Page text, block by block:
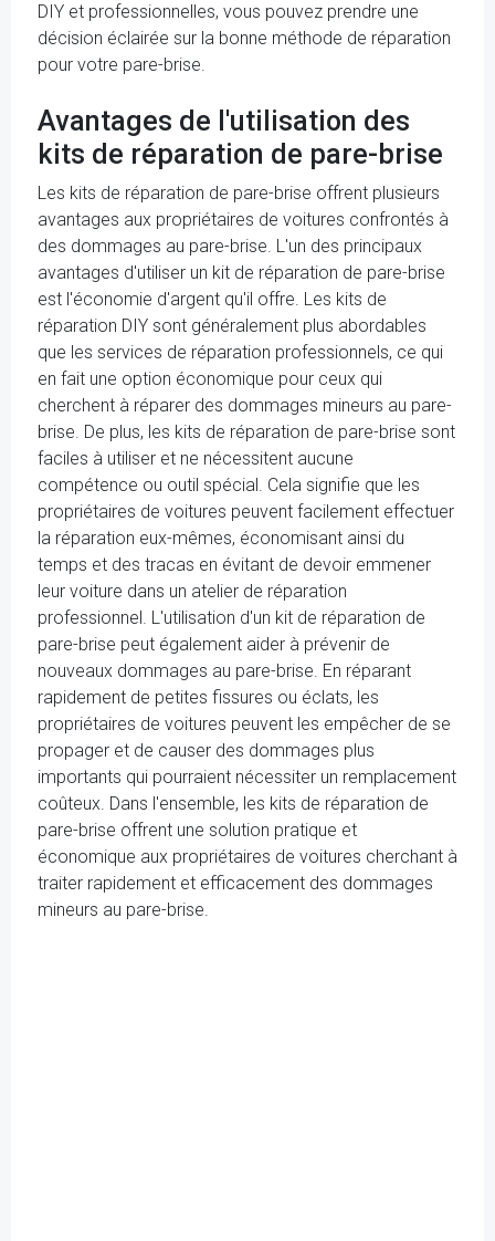
DIY et professionnelles, vous pouvez prendre une
décision éclairée sur la bonne méthode de réparation
pour votre pare-brise.
Avantages de l'utilisation des
kits de réparation de pare-brise
Les kits de réparation de pare-brise offrent plusieurs
avantages aux propriétaires de voitures confrontés à
des dommages au pare-brise. L'un des principaux
avantages d'utiliser un kit de réparation de pare-brise
est l'économie d'argent qu'il offre. Les kits de
réparation DIY sont généralement plus abordables
que les services de réparation professionnels, ce qui
en fait une option économique pour ceux qui
cherchent à réparer des dommages mineurs au pare-
brise. De plus, les kits de réparation de pare-brise sont
faciles à utiliser et ne nécessitent aucune
compétence ou outil spécial. Cela signifie que les
propriétaires de voitures peuvent facilement effectuer
la réparation eux-mêmes, économisant ainsi du
temps et des tracas en évitant de devoir emmener
leur voiture dans un atelier de réparation
professionnel. L'utilisation d'un kit de réparation de
pare-brise peut également aider à prévenir de
nouveaux dommages au pare-brise. En réparant
rapidement de petites fissures ou éclats, les
propriétaires de voitures peuvent les empêcher de se
propager et de causer des dommages plus
importants qui pourraient nécessiter un remplacement
coûteux. Dans l'ensemble, les kits de réparation de
pare-brise offrent une solution pratique et
économique aux propriétaires de voitures cherchant à
traiter rapidement et efficacement des dommages
mineurs au pare-brise.